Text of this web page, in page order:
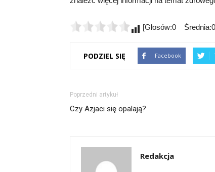
[Głosów:0
PODZIEL SIĘ Facebook
Poprzedni artykuł
Czy Azjaci się opalają?
Redakcja